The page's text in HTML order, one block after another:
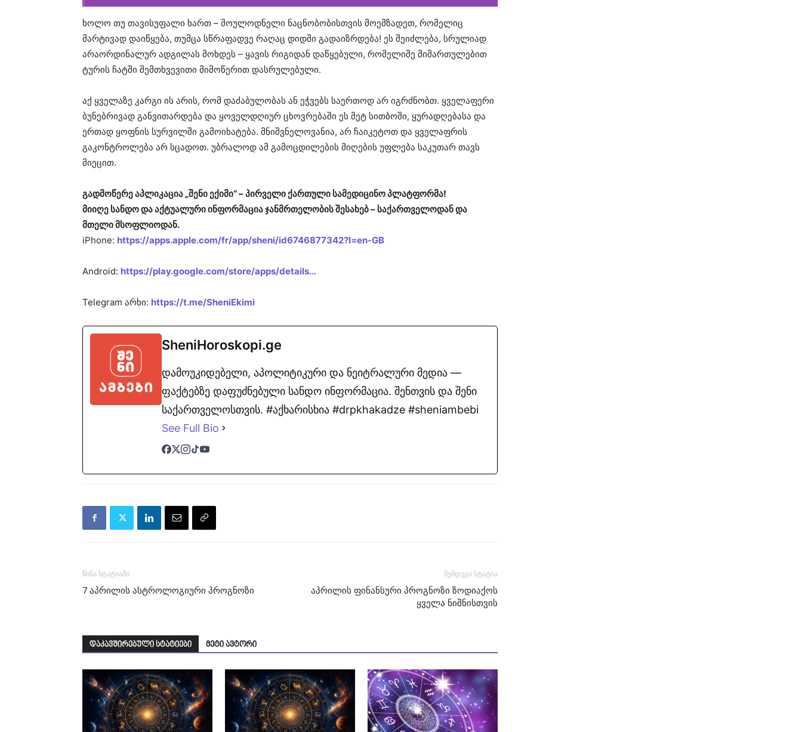
ხოლო თუ თავისუფალი ხართ – მოულოდნელი ნაცნობობისთვის მოემზადეთ, რომელიც
მარტივად დაიწყება, თუმცა სწრაფადვე რაღაც დიდში გადაიზრდება! ეს შეიძლება, სრულიად
არაორდინალურ ადგილას მოხდეს – ყავის რიგიდან დაწყებული, რომელიმე მიმართულებით
ტურის ჩატში შემთხვევითი მიმოწერით დასრულებული.
​აქ ყველაზე კარგი ის არის, რომ დაძაბულობას ან ეჭვებს საერთოდ არ იგრძნობთ. ყველაფერი
ბუნებრივად განვითარდება და ყოველდღიურ ცხოვრებაში ეს მეტ სითბოში, ყურადღებასა და
ერთად ყოფნის სურვილში გამოიხატება. მნიშვნელოვანია, არ ჩაიკეტოთ და ყველაფრის
გაკონტროლება არ სცადოთ. უბრალოდ ამ გამოცდილების მიღების უფლება საკუთარ თავს
მიეცით.
გადმოწერე აპლიკაცია „შენი ექიმი“ – პირველი ქართული სამედიცინო პლატფორმა!
მიიღე სანდო და აქტუალური ინფორმაცია ჯანმრთელობის შესახებ – საქართველოდან და
მთელი მსოფლიოდან.
iPhone: https://apps.apple.com/fr/app/sheni/id6746877342?l=en-GB
Android: https://play.google.com/store/apps/details…
Telegram არხი: https://t.me/SheniEkimi
SheniHoroskopi.ge
დამოუკიდებელი, აპოლიტიკური და ნეიტრალური მედია —
ფაქტებზე დაფუძნებული სანდო ინფორმაცია. შენთვის და შენი
საქართველოსთვის. #აქხარისხია #drpkhakadze #sheniambebi
See Full Bio
წინა სტატიაში
7 აპრილის ასტროლოგიური პროგნოზი
შემდეგი სტატია
აპრილის ფინანსური პროგნოზი ზოდიაქოს
ყველა ნიშნისთვის
დაკავშირებული სტატიები მეტი ავტორი